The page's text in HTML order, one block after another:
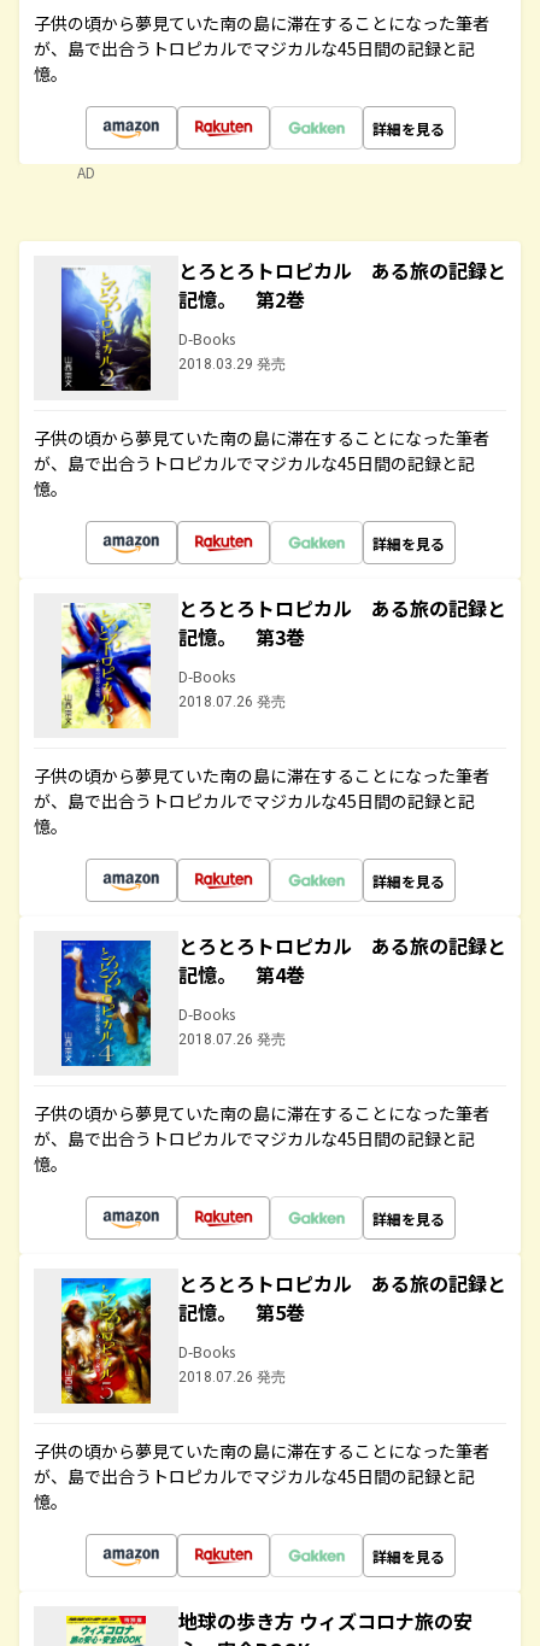
子供の頃から夢見ていた南の島に滞在することになった筆者
が、島で出合うトロピカルでマジカルな45日間の記録と記
憶。
詳細を見る
AD
とろとろトロピカル ある旅の記録と
記憶。 第2巻
D-Books
2018.03.29 発売
子供の頃から夢見ていた南の島に滞在することになった筆者
が、島で出合うトロピカルでマジカルな45日間の記録と記
憶。
詳細を見る
とろとろトロピカル ある旅の記録と
記憶。 第3巻
D-Books
2018.07.26 発売
子供の頃から夢見ていた南の島に滞在することになった筆者
が、島で出合うトロピカルでマジカルな45日間の記録と記
憶。
詳細を見る
とろとろトロピカル ある旅の記録と
記憶。 第4巻
D-Books
2018.07.26 発売
子供の頃から夢見ていた南の島に滞在することになった筆者
が、島で出合うトロピカルでマジカルな45日間の記録と記
憶。
詳細を見る
とろとろトロピカル ある旅の記録と
記憶。 第5巻
D-Books
2018.07.26 発売
子供の頃から夢見ていた南の島に滞在することになった筆者
が、島で出合うトロピカルでマジカルな45日間の記録と記
憶。
詳細を見る
地球の歩き方 ウィズコロナ旅の安